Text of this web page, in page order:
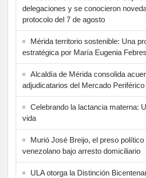
delegaciones y se conocieron
protocolo del 7 de agosto
Mérida territorio sostenible: Una
estratégica por María Eugenia
Alcaldía de Mérida consolida
adjudicatarios del Mercado Periférico
Celebrando la lactancia materna:
vida
Murió José Breijo, el preso
venezolano bajo arresto domiciliario
ULA otorga la Distinción